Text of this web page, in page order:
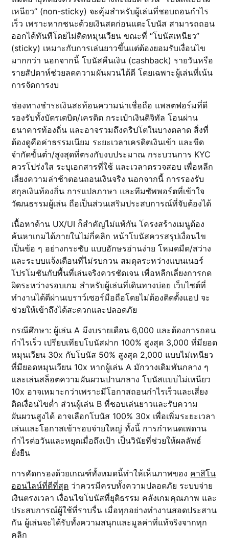
เหนียว” (non-sticky) จะคุ้มสำหรับผู้เล่นที่ชอบถอนกำไร
เร็ว เพราะหากชนะด้วยเงินสดก่อนแตะโบนัส สามารถถอน
ออกได้ทันทีโดยไม่ติดหมุนเวียน ขณะที่ “โบนัสเหนียว”
(sticky) เหมาะกับการเล่นยาวขึ้นแต่ต้องยอมรับเงื่อนไข
มากกว่า นอกจากนี้ โบนัสคืนเงิน (cashback) รายวันหรือ
รายสัปดาห์ช่วยลดความผันผวนได้ดี โดยเฉพาะผู้เล่นที่เน้น
การจัดการงบ
ช่องทางชำระเงินสะท้อนความน่าเชื่อถือ แพลตฟอร์มที่ดี
รองรับทั้งบัตรเดบิต/เครดิต กระเป๋าเงินดิจิทัล โอนผ่าน
ธนาคารท้องถิ่น และอาจรวมถึงคริปโตในบางตลาด สิ่งที่
ต้องดูคือค่าธรรมเนียม ระยะเวลาเครดิตเงินเข้า และขีด
จำกัดขั้นต่ำ/สูงสุดที่ตรงกับงบประมาณ กระบวนการ KYC
ควรโปร่งใส ระบุเอกสารที่ใช้ และเวลาตรวจสอบ เพื่อหลีก
เลี่ยงความล่าช้าตอนถอนเงินจริง นอกจากนี้ การรองรับ
สกุลเงินท้องถิ่น การแปลภาษา และทีมซัพพอร์ตที่เข้าใจ
วัฒนธรรมผู้เล่น ถือเป็นส่วนเสริมประสบการณ์ที่จับต้องได้
เนื้อหาด้าน UX/UI ก็สำคัญไม่แพ้กัน โครงสร้างเมนูต้อง
ค้นหาเกมได้ภายในไม่กี่คลิก หน้าโบนัสควรสรุปเงื่อนไข
เป็นข้อ ๆ อย่างกระชับ แบบอักษรอ่านง่าย โหมดมืด/สว่าง
และระบบแจ้งเตือนที่ไม่รบกวน สมดุลระหว่างแบนเนอร์
โปรโมชันกับพื้นที่เล่นจริงควรชัดเจน เพื่อหลีกเลี่ยงการกด
ผิดระหว่างรอบเกม สำหรับผู้เล่นที่เดินทางบ่อย เว็บไซต์ที่
ทำงานได้ดีผ่านเบราว์เซอร์มือถือโดยไม่ต้องติดตั้งแอป จะ
ช่วยให้เข้าถึงได้สะดวกและปลอดภัย
กรณีศึกษา: ผู้เล่น A มีงบรายเดือน 6,000 และต้องการถอน
กำไรเร็ว เปรียบเทียบโบนัสฝาก 100% สูงสุด 3,000 ที่มียอด
หมุนเวียน 30x กับโบนัส 50% สูงสุด 2,000 แบบไม่เหนียว
ที่มียอดหมุนเวียน 10x หากผู้เล่น A มักวางเดิมพันกลาง ๆ
และเล่นสล็อตความผันผวนปานกลาง โบนัสแบบไม่เหนียว
10x อาจเหมาะกว่าเพราะมีโอกาสถอนกำไรเร็วและเสี่ยง
ติดเงื่อนไขต่ำ ส่วนผู้เล่น B ที่ชอบเล่นยาวและรับความ
ผันผวนสูงได้ อาจเลือกโบนัส 100% 30x เพื่อเพิ่มระยะเวลา
เล่นและโอกาสเข้ารอบจ่ายใหญ่ ทั้งนี้ การกำหนดเพดาน
กำไรต่อวันและหยุดเมื่อถึงเป้า เป็นวินัยที่ช่วยให้ผลลัพธ์
ยั่งยืน
การคัดกรองด้วยเกณฑ์ทั้งหมดนี้ทำให้เห็นภาพของ คาสิโน
ออนไลน์ที่ดีที่สุด ว่าควรมีครบทั้งความปลอดภัย ระบบจ่าย
เงินตรงเวลา เงื่อนไขโบนัสที่ยุติธรรม คลังเกมคุณภาพ และ
ประสบการณ์ผู้ใช้ที่ราบรื่น เมื่อทุกอย่างทำงานสอดประสาน
กัน ผู้เล่นจะได้รับทั้งความสนุกและมูลค่าที่แท้จริงจากทุก
คลิก